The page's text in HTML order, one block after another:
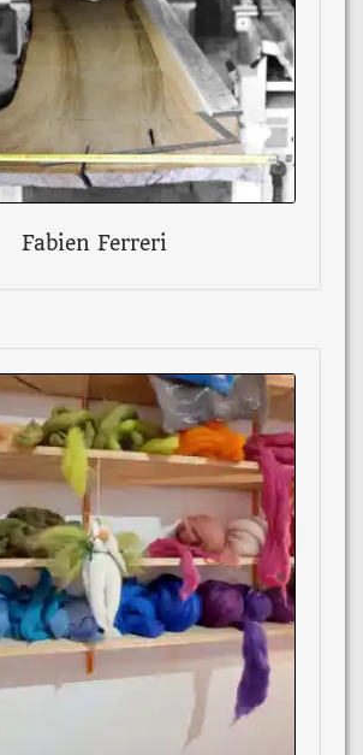
Fabien Ferreri